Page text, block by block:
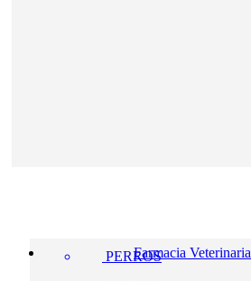
Farmacia Veterinaria
PERROS